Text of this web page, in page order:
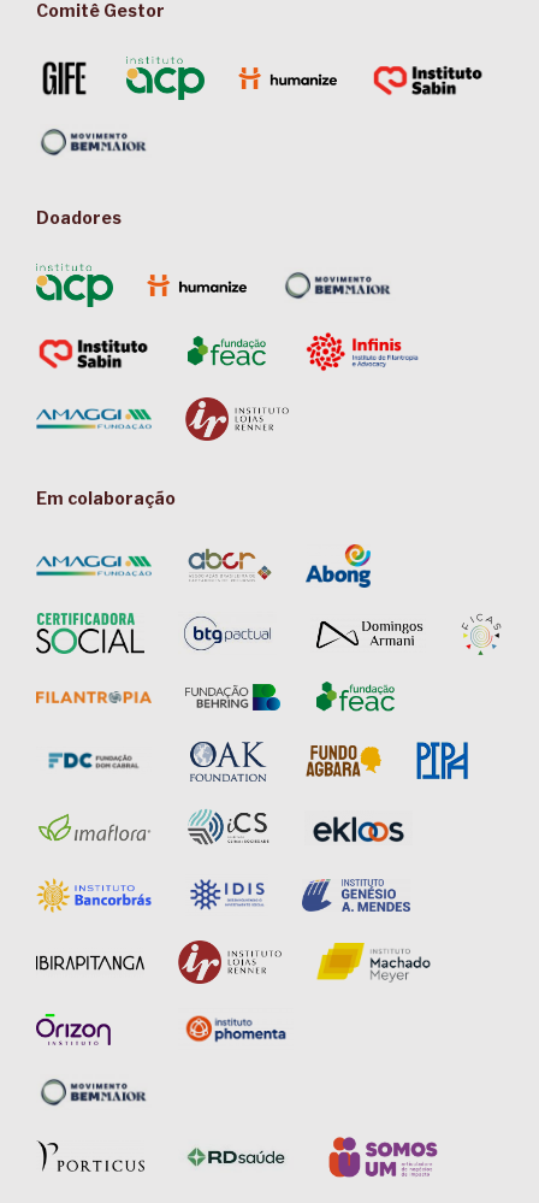
Comitê Gestor
Doadores
Em colaboração